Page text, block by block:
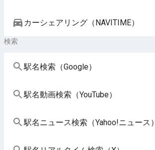
カーシェアリング（NAVITIME）
検索
駅名検索（Google）
駅名動画検索（YouTube）
駅名ニュース検索（Yahoo!ニュース）